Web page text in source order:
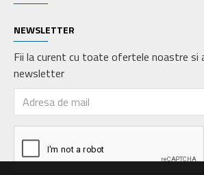
NEWSLETTER
Fii la curent cu toate ofertele noastre si
newsletter